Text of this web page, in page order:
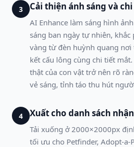
3 Cải thiện ánh sáng và
AI Enhance làm sáng hình
sáng ban ngày tự nhiên,
vàng từ đèn huỳnh quang nơi
kết cấu lông cùng chi tiết
thật của con vật trở nên rõ
vẻ sáng, tỉnh táo thu hút
4 Xuất cho danh sách
Tải xuống ở 2000×2000px
tối ưu cho Petfinder, Adopt-a-